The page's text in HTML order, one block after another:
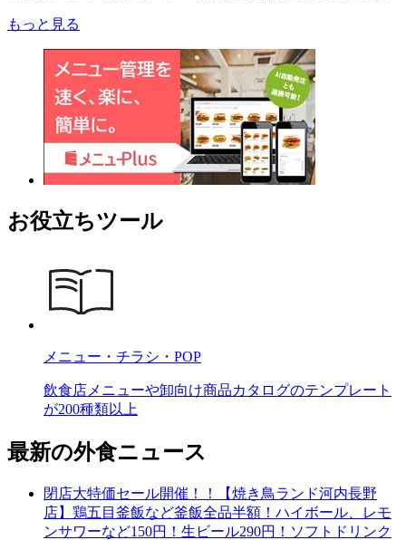
もっと見る
お役立ちツール
メニュー・チラシ・POP
飲食店メニューや卸向け商品カタログのテンプレート
が200種類以上
最新の外食ニュース
閉店大特価セール開催！！【焼き鳥ランド河内長野
店】鶏五目釜飯など釜飯全品半額！ハイボール、レモ
ンサワーなど150円！生ビール290円！ソフトドリンク